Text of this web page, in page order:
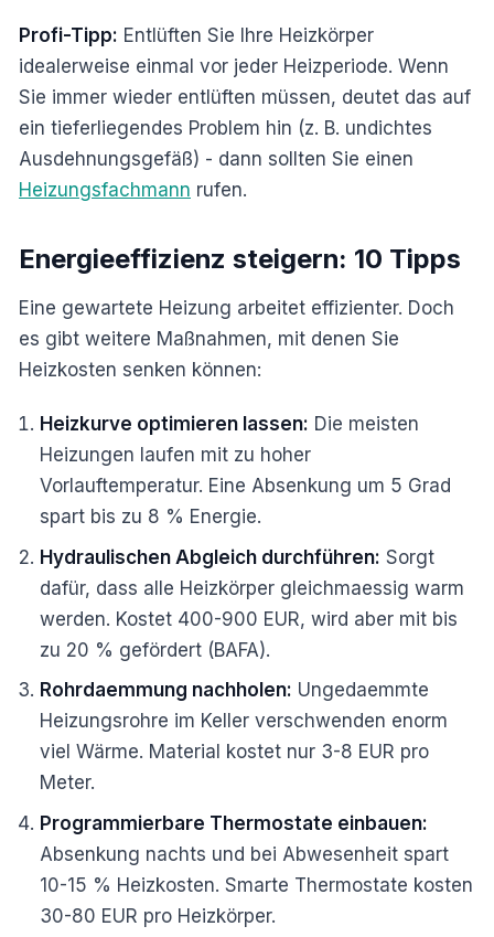
Profi-Tipp: Entlüften Sie Ihre Heizkörper
idealerweise einmal vor jeder Heizperiode. Wenn
Sie immer wieder entlüften müssen, deutet das auf
ein tieferliegendes Problem hin (z. B. undichtes
Ausdehnungsgefäß) - dann sollten Sie einen
Heizungsfachmann rufen.
Energieeffizienz steigern: 10 Tipps
Eine gewartete Heizung arbeitet effizienter. Doch
es gibt weitere Maßnahmen, mit denen Sie
Heizkosten senken können:
Heizkurve optimieren lassen: Die meisten
Heizungen laufen mit zu hoher
Vorlauftemperatur. Eine Absenkung um 5 Grad
spart bis zu 8 % Energie.
Hydraulischen Abgleich durchführen: Sorgt
dafür, dass alle Heizkörper gleichmaessig warm
werden. Kostet 400-900 EUR, wird aber mit bis
zu 20 % gefördert (BAFA).
Rohrdaemmung nachholen: Ungedaemmte
Heizungsrohre im Keller verschwenden enorm
viel Wärme. Material kostet nur 3-8 EUR pro
Meter.
Programmierbare Thermostate einbauen:
Absenkung nachts und bei Abwesenheit spart
10-15 % Heizkosten. Smarte Thermostate kosten
30-80 EUR pro Heizkörper.